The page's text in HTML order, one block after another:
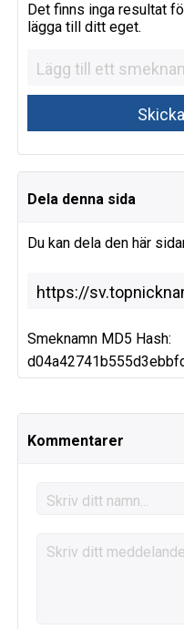
Det finns inga resultat
lägga till ditt eget.
Dela denna sida
Du kan dela den här
Smeknamn MD5 Hash:
Kommentarer